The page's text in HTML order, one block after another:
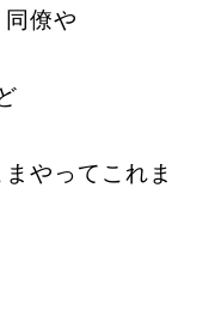
僚や
やってこれま